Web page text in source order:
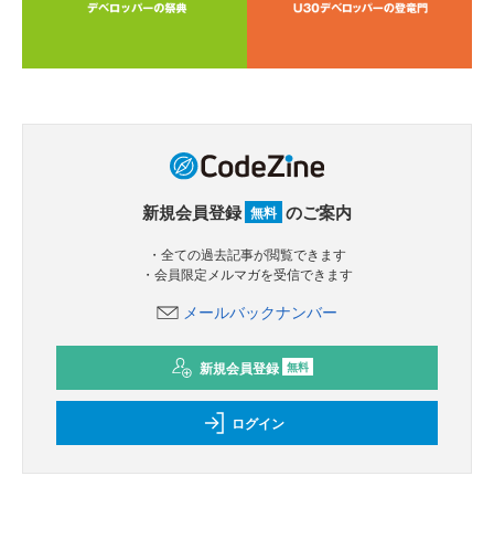
新規会員登録 無料 のご案内
・全ての過去記事が閲覧できます
・会員限定メルマガを受信できます
メールバックナンバー
新規会員登録 無料
ログイン